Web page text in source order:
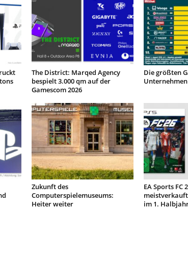
The District: Marqed Agency
bespielt 3.000 qm auf der
Gamescom 2026
Die größten
Zukunft des
Computerspielemuseums:
Heiter weiter
EA Sports FC
im 1.